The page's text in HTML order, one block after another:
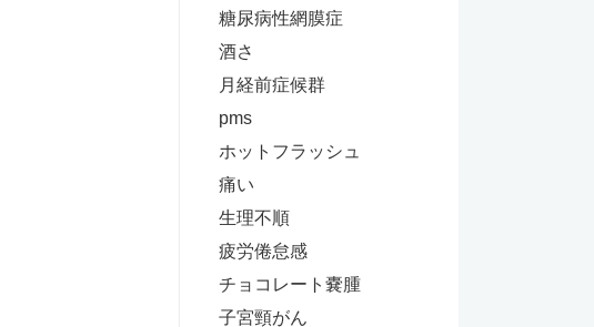
糖尿病性網膜症
酒さ
月経前症候群
pms
ホットフラッシュ
痛い
生理不順
疲労倦怠感
チョコレート嚢腫
子宮頸がん